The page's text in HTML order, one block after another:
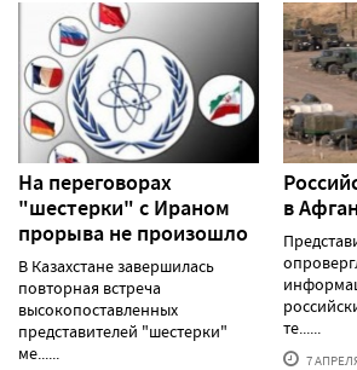
На переговорах
"шестерки" с Ираном
прорыва не произошло
В Казахстане завершилась
повторная встреча
высокопоставленных
представителей "шестерки"
ме......
в
те......
7